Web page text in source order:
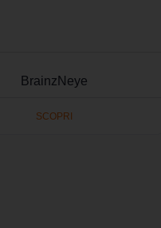
BrainzNeye
SCOPRI